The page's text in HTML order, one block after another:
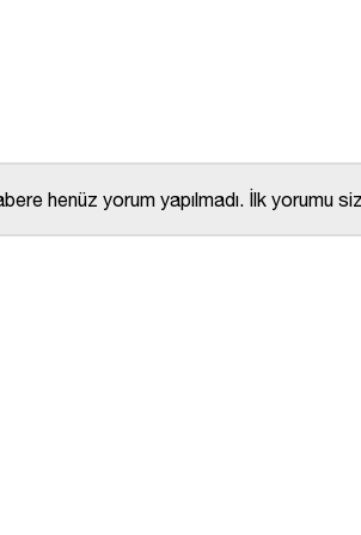
henüz yorum yapılmadı. İlk yorumu